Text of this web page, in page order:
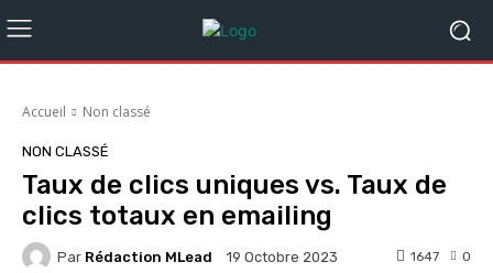
Accueil Non classé
NON CLASSÉ
Taux de clics uniques vs. Taux de
clics totaux en emailing
Par Rédaction MLead 19 Octobre 2023 0
1647